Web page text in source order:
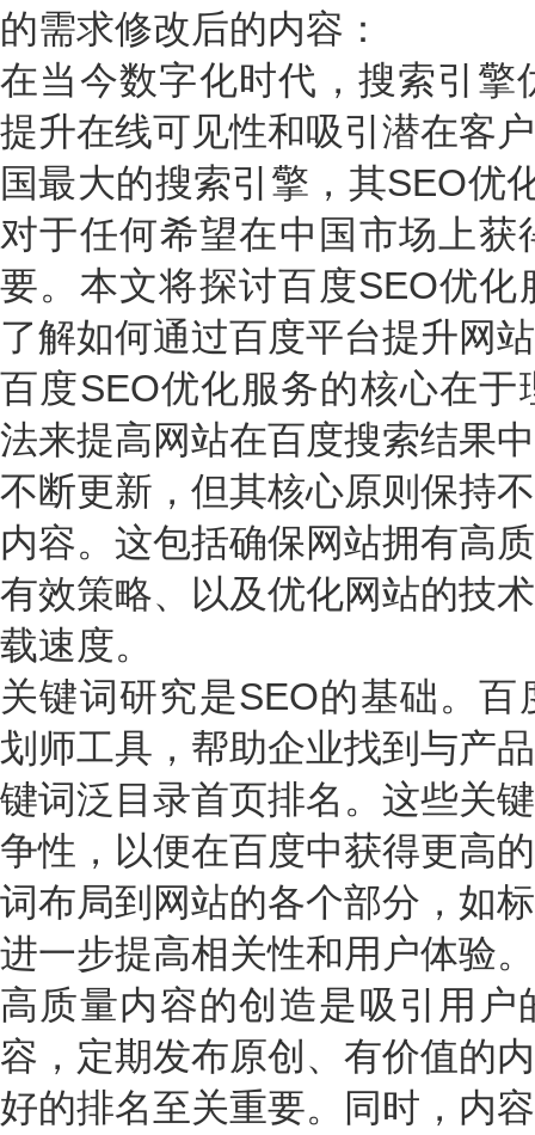
的需求修改后的内容：
在当今数字化时代，搜索引擎
提升在线可见性和吸引潜在客
国最大的搜索引擎，其SEO优
对于任何希望在中国市场上
要。本文将探讨百度SEO优
了解如何通过百度平台提升网
百度SEO优化服务的核心在
法来提高网站在百度搜索结果
不断更新，但其核心原则保持
内容。这包括确保网站拥有高
有效策略、以及优化网站的技
载速度。
关键词研究是SEO的基础。
划师工具，帮助企业找到与产
键词泛目录首页排名。这些关
争性，以便在百度中获得更高
词布局到网站的各个部分，如
进一步提高相关性和用户体验。
高质量内容的创造是吸引用
容，定期发布原创、有价值的
好的排名至关重要。同时，内